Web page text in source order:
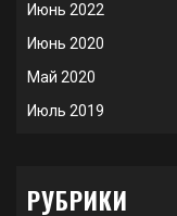
Июнь 2022
Июнь 2020
Май 2020
Июль 2019
РУБРИКИ